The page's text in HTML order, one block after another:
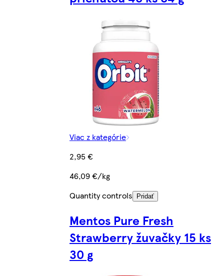
Viac z kategórie
2,95 €
46,09 €/kg
Quantity controls
Pridať
Mentos Pure Fresh
Strawberry žuvačky 15 ks
30 g